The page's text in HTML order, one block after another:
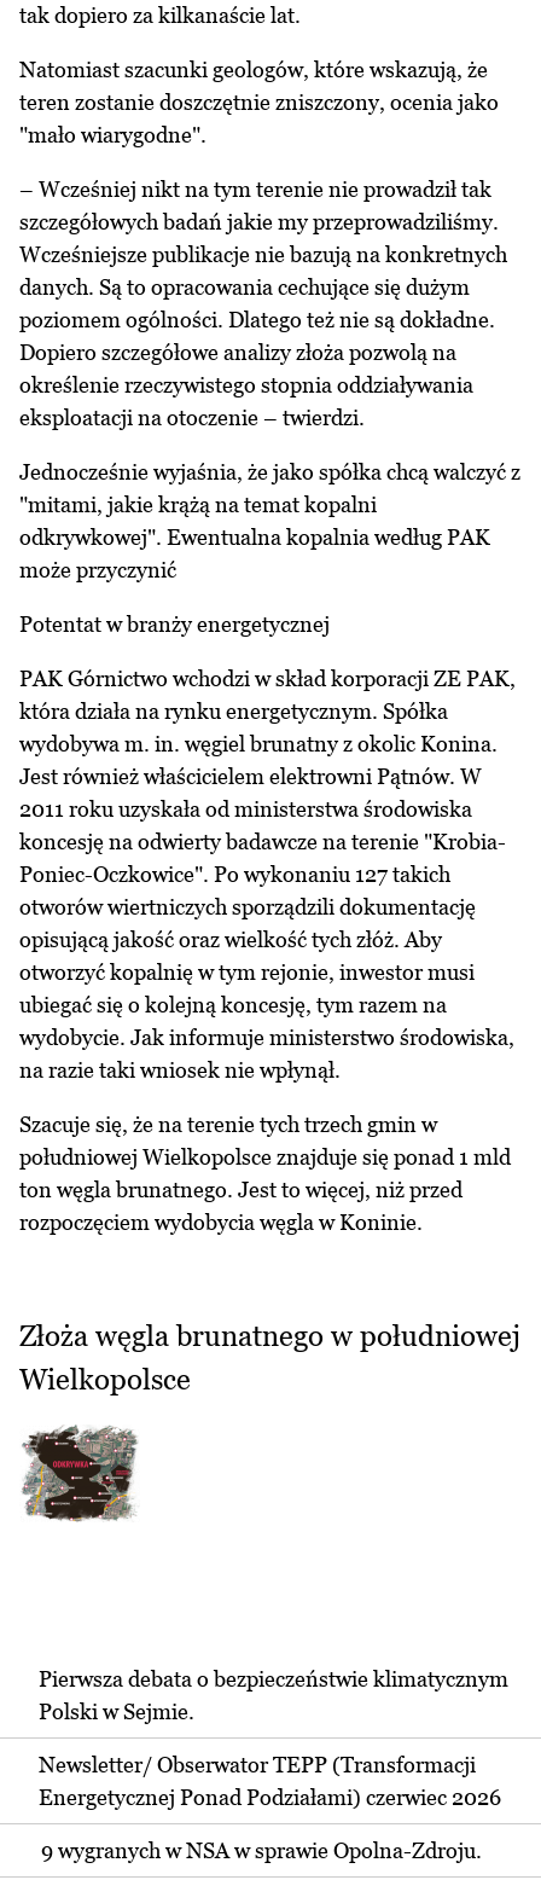
tak dopiero za kilkanaście lat.
Natomiast szacunki geologów, które wskazują, że
teren zostanie doszczętnie zniszczony, ocenia jako
"mało wiarygodne".
– Wcześniej nikt na tym terenie nie prowadził tak
szczegółowych badań jakie my przeprowadziliśmy.
Wcześniejsze publikacje nie bazują na konkretnych
danych. Są to opracowania cechujące się dużym
poziomem ogólności. Dlatego też nie są dokładne.
Dopiero szczegółowe analizy złoża pozwolą na
określenie rzeczywistego stopnia oddziaływania
eksploatacji na otoczenie – twierdzi.
Jednocześnie wyjaśnia, że jako spółka chcą walczyć z
"mitami, jakie krążą na temat kopalni
odkrywkowej". Ewentualna kopalnia według PAK
może przyczynić
Potentat w branży energetycznej
PAK Górnictwo wchodzi w skład korporacji ZE PAK,
która działa na rynku energetycznym. Spółka
wydobywa m. in. węgiel brunatny z okolic Konina.
Jest również właścicielem elektrowni Pątnów. W
2011 roku uzyskała od ministerstwa środowiska
koncesję na odwierty badawcze na terenie "Krobia-
Poniec-Oczkowice". Po wykonaniu 127 takich
otworów wiertniczych sporządzili dokumentację
opisującą jakość oraz wielkość tych złóż. Aby
otworzyć kopalnię w tym rejonie, inwestor musi
ubiegać się o kolejną koncesję, tym razem na
wydobycie. Jak informuje ministerstwo środowiska,
na razie taki wniosek nie wpłynął.
Szacuje się, że na terenie tych trzech gmin w
południowej Wielkopolsce znajduje się ponad 1 mld
ton węgla brunatnego. Jest to więcej, niż przed
rozpoczęciem wydobycia węgla w Koninie.
Złoża węgla brunatnego w południowej
Wielkopolsce
Pierwsza debata o bezpieczeństwie klimatycznym
Polski w Sejmie.
Newsletter/ Obserwator TEPP (Transformacji
Energetycznej Ponad Podziałami) czerwiec 2026
9 wygranych w NSA w sprawie Opolna-Zdroju.